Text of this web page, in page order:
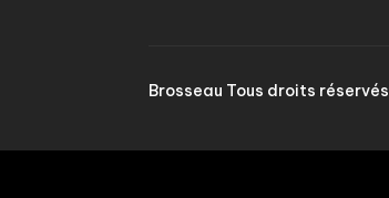
Brosseau Tous droits réservés